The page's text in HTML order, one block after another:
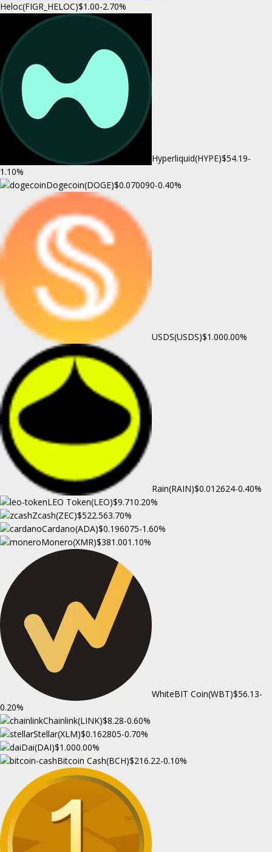
Heloc(FIGR_HELOC)$1.00-2.70%
Hyperliquid(HYPE)$54.19-
1.10%
Dogecoin(DOGE)$0.070090-0.40%
USDS(USDS)$1.000.00%
Rain(RAIN)$0.012624-0.40%
LEO Token(LEO)$9.710.20%
Zcash(ZEC)$522.563.70%
Cardano(ADA)$0.196075-1.60%
Monero(XMR)$381.001.10%
WhiteBIT Coin(WBT)$56.13-
0.20%
Chainlink(LINK)$8.28-0.60%
Stellar(XLM)$0.162805-0.70%
Dai(DAI)$1.000.00%
Bitcoin Cash(BCH)$216.22-0.10%